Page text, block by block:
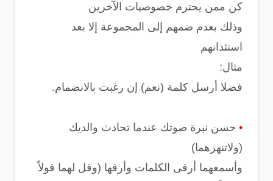
كن ممن يحترم خصوصيات اﻵخرين
وذلك بعدم ضمهم إلى المجموعة إﻻ بعد
استئذانهم
مثال:
فضلا أرسل كلمة (نعم) إن رغبت باﻻنضمام.
• حسن نبرة صوتك عندما تحادث والديك
(وﻻتنهرهما)
وأسمعهما أرقى الكلمات وأرقها (وقل لهما قولاً